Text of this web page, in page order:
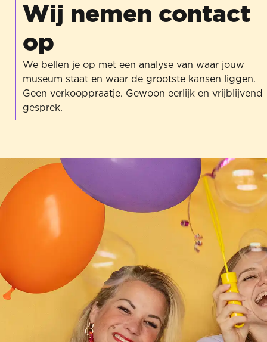
Wij nemen contact
op
We bellen je op met een analyse van waar jouw
museum staat en waar de grootste kansen liggen.
Geen verkooppraatje. Gewoon eerlijk en vrijblijvend
gesprek.